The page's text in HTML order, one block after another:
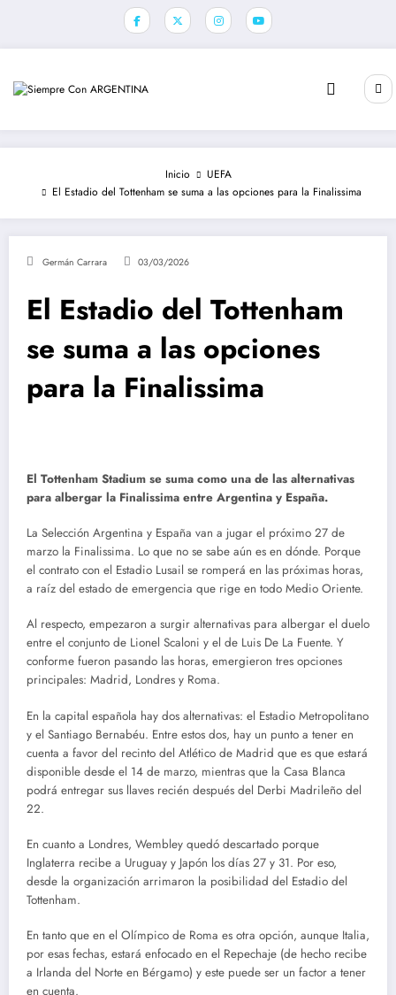
Inicio
UEFA
El Estadio del Tottenham se suma a las opciones para la Finalissima
Germán Carrara 03/03/2026
El Estadio del Tottenham
se suma a las opciones
para la Finalissima
El Tottenham Stadium se suma como una de las alternativas
para albergar la Finalissima entre Argentina y España.
La Selección Argentina y España van a jugar el próximo 27 de
marzo la Finalissima. Lo que no se sabe aún es en dónde. Porque
el contrato con el Estadio Lusail se romperá en las próximas horas,
a raíz del estado de emergencia que rige en todo Medio Oriente.
Al respecto, empezaron a surgir alternativas para albergar el duelo
entre el conjunto de Lionel Scaloni y el de Luis De La Fuente. Y
conforme fueron pasando las horas, emergieron tres opciones
principales: Madrid, Londres y Roma.
En la capital española hay dos alternativas: el Estadio Metropolitano
y el Santiago Bernabéu. Entre estos dos, hay un punto a tener en
cuenta a favor del recinto del Atlético de Madrid que es que estará
disponible desde el 14 de marzo, mientras que la Casa Blanca
podrá entregar sus llaves recién después del Derbi Madrileño del
22.
En cuanto a Londres, Wembley quedó descartado porque
Inglaterra recibe a Uruguay y Japón los días 27 y 31. Por eso,
desde la organización arrimaron la posibilidad del Estadio del
Tottenham.
En tanto que en el Olímpico de Roma es otra opción, aunque Italia,
por esas fechas, estará enfocado en el Repechaje (de hecho recibe
a Irlanda del Norte en Bérgamo) y este puede ser un factor a tener
en cuenta.